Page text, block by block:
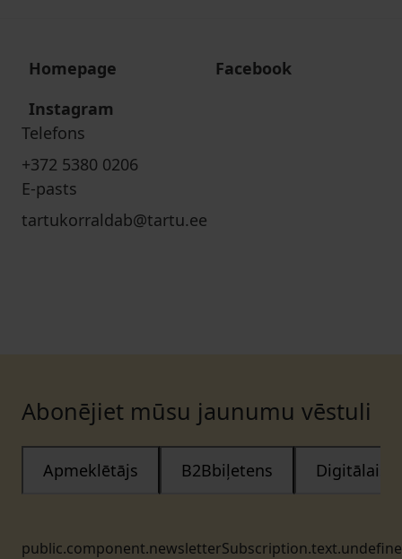
Homepage
Facebook
Instagram
Telefons
+372 5380 0206
E-pasts
tartukorraldab@tartu.ee
Abonējiet mūsu jaunumu vēstuli
Apmeklētājs B2Bbiļetens Digitālais